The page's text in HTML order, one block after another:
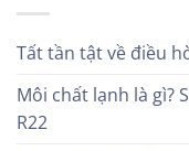
Tất tần tật về điều
Môi chất lạnh là gì?
R22